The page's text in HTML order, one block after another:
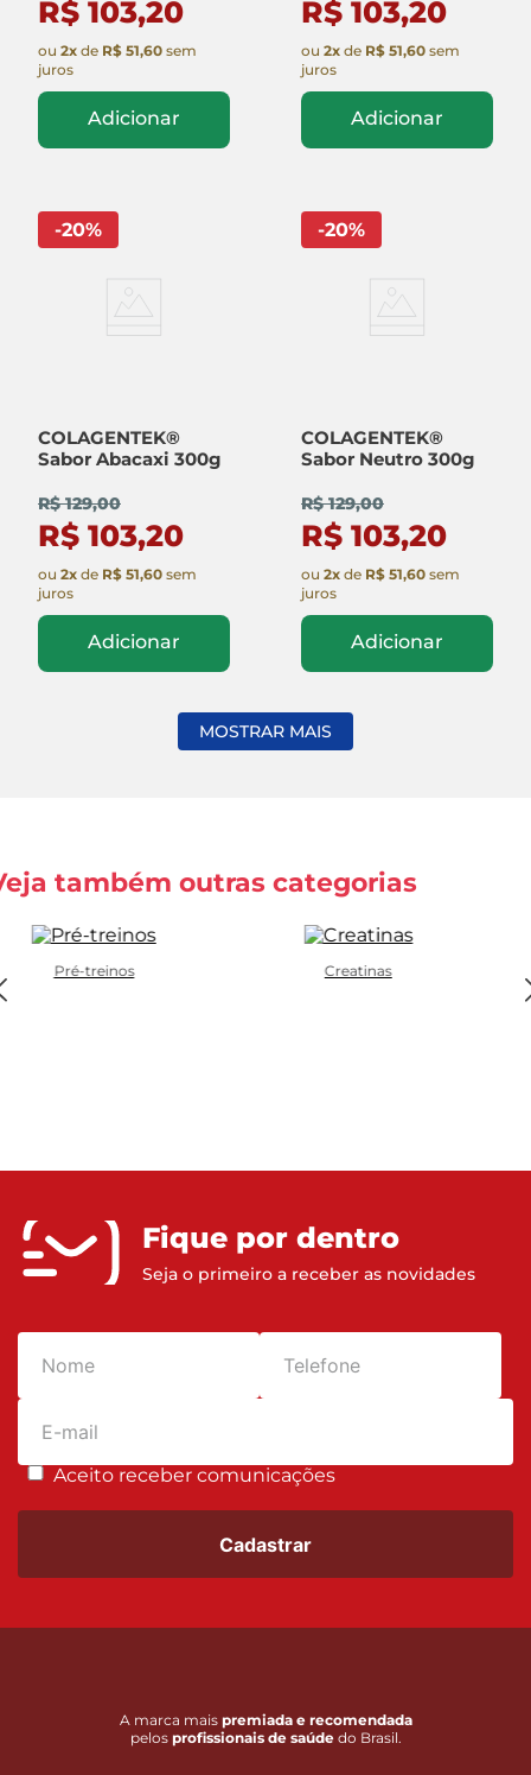
R$ 103,20
ou 2x de R$ 51,60 sem
juros
Adicionar
R$ 103,20
ou 2x de R$ 51,60 sem
juros
Adicionar
COLAGENTEK®
Sabor Abacaxi 300g
-20%
R$ 129,00
R$ 103,20
ou 2x de R$ 51,60 sem
juros
Adicionar
COLAGENTEK®
Sabor Neutro 300g
-20%
R$ 129,00
R$ 103,20
ou 2x de R$ 51,60 sem
juros
Adicionar
MOSTRAR MAIS
também outras categorias
Pré-treinos Creatinas
Fique por dentro
Seja o primeiro a receber as novidades
Aceito receber comunicações
Cadastrar
A marca mais premiada e recomendada
pelos profissionais de saúdedo Brasil.